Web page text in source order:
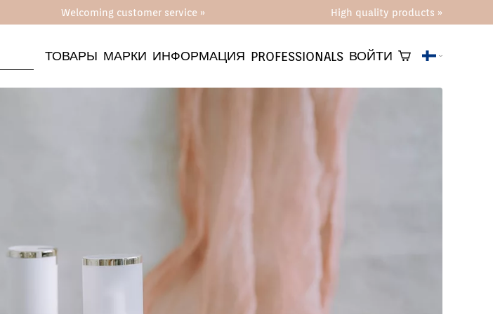
Welcoming customer service » High quality products »
ТОВАРЫ МАРКИ ИНФОРМАЦИЯ PROFESSIONALS ВОЙТИ